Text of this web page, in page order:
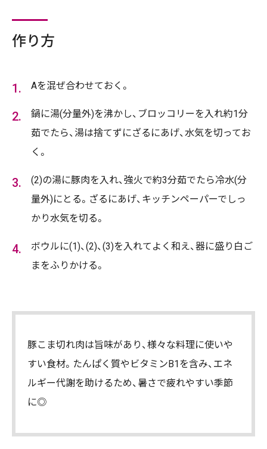
作り方
Aを混ぜ合わせておく。
鍋に湯(分量外)を沸かし、ブロッコリーを入れ約1分
茹でたら、湯は捨てずにざるにあげ、水気を切ってお
く。
(2)の湯に豚肉を入れ、強火で約3分茹でたら冷水(分
量外)にとる。ざるにあげ、キッチンペーパーでしっ
かり水気を切る。
ボウルに(1)、(2)、(3)を入れてよく和え、器に盛り白ご
まをふりかける。
豚こま切れ肉は旨味があり、様々な料理に使いや
すい食材。たんぱく質やビタミンB1を含み、エネ
ルギー代謝を助けるため、暑さで疲れやすい季節
に◎